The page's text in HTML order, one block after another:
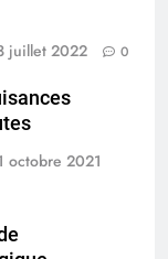
juillet 2022 0
octobre 2021